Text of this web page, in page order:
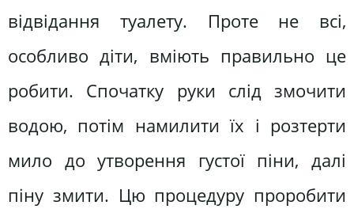
відвідання туалету. Проте не всі,
особливо діти, вміють правильно це
робити. Спочатку руки слід змочити
водою, потім намилити їх і розтерти
мило до утворення густої піни, далі
піну змити. Цю процедуру проробити